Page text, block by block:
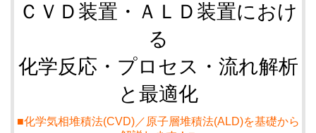
ＣＶＤ装置・ＡＬＤ装置におけ
る
化学反応・プロセス・流れ解析
と最適化
■化学気相堆積法(CVD)／原子層堆積法(ALD)を基礎から